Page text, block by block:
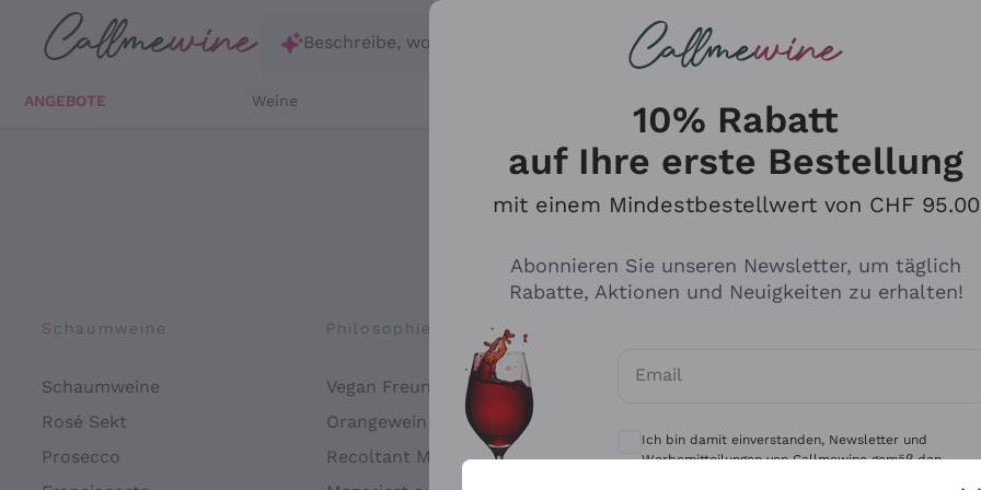
Zum Hauptinhalt springen
Beschreibe, wonach du suchst
ANGEBOTE Weine
Schaumweine
Schaumweine
Rosé Sekt
Prosecco
Philosophien
Vegan Freundlich
Orangewein
Recoltant Manipulant
Antinori
Ca' del Bosco
Gavi
10% Rabatt
auf Ihre erste Bestellung
mit einem Mindestbestellwert von CHF 95.00
Abonnieren Sie unseren Newsletter, um täglich
Rabatte, Aktionen und Neuigkeiten zu erhalten!
Email
Optionale Einwilligungen zum Erhalt von
Ich bin damit einverstanden, Newsletter und
Werbemitteilungen von Callmewine gemäß den -